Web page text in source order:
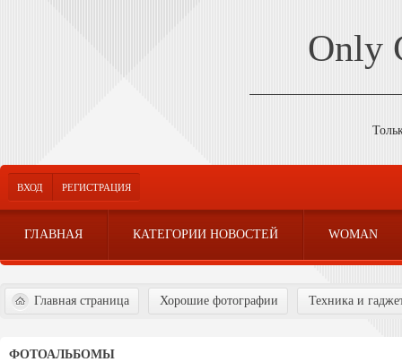
Only
ВХОД РЕГИСТРАЦИЯ
ГЛАВНАЯ КАТЕГОРИИ НОВОСТЕЙ WOMAN
Главная страница Хорошие фотографии Техника и
ФОТОАЛЬБОМЫ